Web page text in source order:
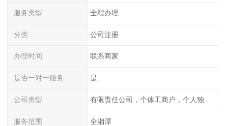
服务类型 全程办理
分类 公司注册
办理时间 联系商家
是否一对一服务 是
公司类型
服务范围 全湘潭